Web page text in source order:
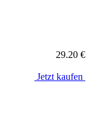
29.20 €
Jetzt kaufen